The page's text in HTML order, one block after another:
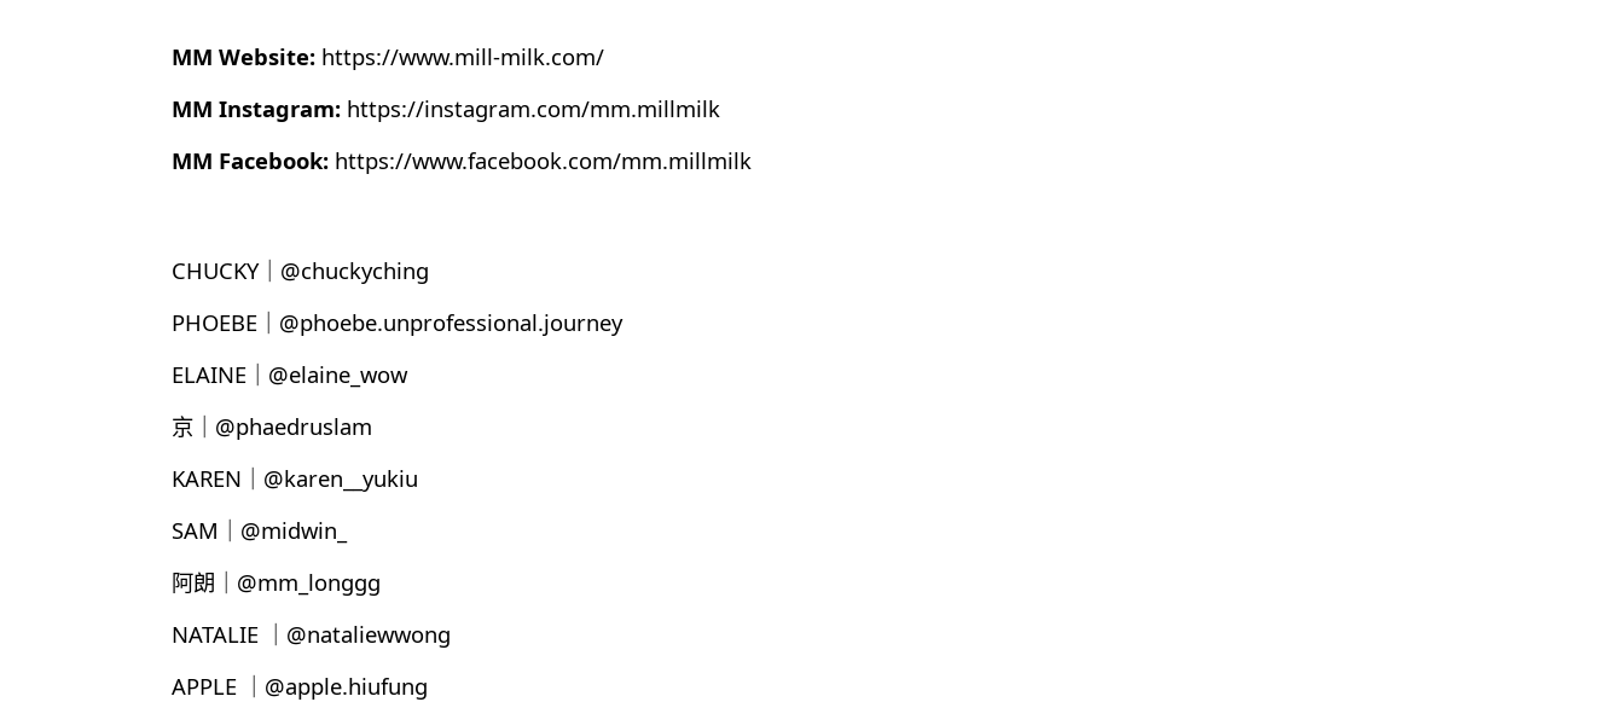
MM Website: https://www.mill-milk.com/
MM Instagram: https://instagram.com/mm.millmilk
MM Facebook: https://www.facebook.com/mm.millmilk
CHUCKY｜@chuckyching
PHOEBE｜@phoebe.unprofessional.journey
ELAINE｜@elaine_wow
京｜@phaedruslam
KAREN｜@karen__yukiu
SAM｜@midwin_
阿朗｜@mm_longgg
NATALIE ｜@nataliewwong
APPLE ｜@apple.hiufung